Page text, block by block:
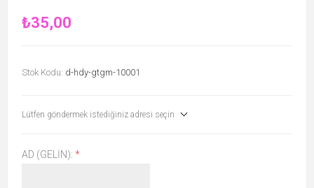
₺35,00
Stok Kodu: d-hdy-gtgm-10001
Lütfen göndermek istediğiniz adresi seçin
AD (GELIN): *